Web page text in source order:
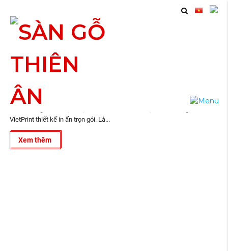
VietPrint ® là công ty thiết kế, in ấn trọn gói tại Hồ Chí Minh, Biên Hòa,
VietPrint thiết kế in ấn trọn gói. Là...
Xem thêm
11
2024